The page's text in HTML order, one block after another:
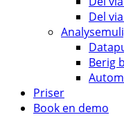
Del
Berig
Priser
Book en demo